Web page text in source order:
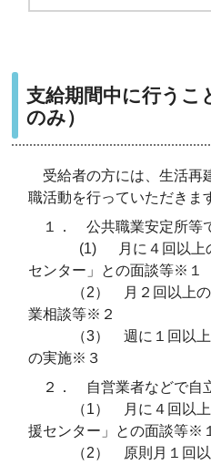
支給期間中に行うこ
のみ）
受給者の方には、生活再
職活動を行っていただきま
１． 公共職業安定所等
(1) 月に４回以上の「
センター」との面談等※１
（2） 月２回以上のハ
業相談等※２
（3） 週に１回以上の
の実施※３
２． 自営業者などで自
（1） 月に４回以上の
援センター」との面談等※１
（2） 原則月１回以上